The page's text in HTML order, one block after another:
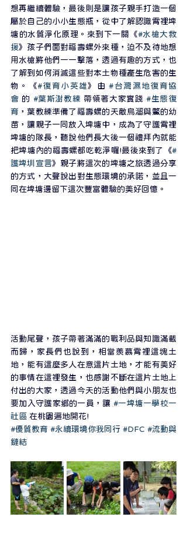
想再繼續體驗，最後則是讓孩子親手打造一個
屬於自己的小小生態瓶，從中了解認識霄裡埤
塘的水質淨化原理。來到下一關《#水槍大救
援》孩子們面對福壽螺外來種，迫不及待地想
用水槍將他們一一擊落，透過有趣的方式，也
了解到如何消滅這些對本土物種產生危害的生
物。《#復育小英雄》由 #台灣濕地復育協
會 的 #葉斯澍教練 帶領著大家實踐 #生態復
育 ，葉教練準備了福壽螺的天敵烏溜與鱉的幼
苗，讓親子一同放入埤塘中，成為了守護霄裡
埤塘的隊長，聽說他們長大後一個禮拜內就能
把埤塘內的福壽螺都吃乾淨囉!最後來到了《#
護埤圳宣言》親子將這次的埤塘之旅透過分享
的方式，大聲說出對生態環境的承諾，並且一
同在埤塘邊留下這次豐富體驗的美好回憶。
活動尾聲，孩子帶著滿滿的戰利品與知識滿載
而歸，家長們也說到，相當羨慕霄裡這塊土
地，能有這麼多人在意這片土地，才能有美好
的事情在這裡發生，也感謝不斷在這片土地上
付出的大家，透過今天的活動他們與小朋友也
要加入守護家鄉的一員，讓 #一埤塘一學校一
社區 在桃園遍地開花!
#優質教育 #永續環境你我同行 #DFC #流動與
鏈結